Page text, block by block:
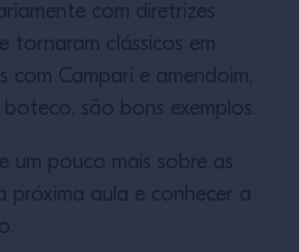
com diretrizes
tornaram clássicos em
com Campari e amendoim,
boteco, são bons exemplos.
um pouco mais sobre as
próxima aula e conhecer a